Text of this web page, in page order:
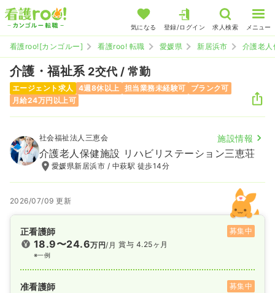
気になる 登録/ログイン 求人検索 メニュー
看護roo![カンゴルー] 看護roo! 転職 愛媛県 新居浜市 介護老
介護・福祉系 2交代 / 常勤
エージェント求人 4週8休以上 担当業務未経験可
ブランク可
月給24万円以上可
社会福祉法人三恵会 施設情報
介護老人保健施設 リハビリステーション三恵荘
愛媛県新居浜市 / 中萩駅 徒歩14分
2026/07/09 更新
正看護師 募集中
18.9〜24.6万円/月
※一例
賞与 4.25ヶ月
准看護師
募集中